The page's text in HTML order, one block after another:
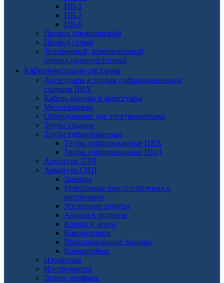
ПВ-1
ПВ-3
ПВ-6
Провод алюминиевый
Провод голый
Телефонный, компьютерный
провод,радиочастотный
Кабеленесущие системы
Аксессуары к трубам гофрированным и
гладким ПВХ
Кабель-каналы и аксессуары
Металлорукав
Оборудование для электромонтажа
Трубы гладкие
Трубы гофрированные
Трубы гофрированные ПВХ
Трубы гофрированные ПНД
Арматура ЛЭП
Арматура СИП
Зажимы
Монтажные приспособления и
инструмент
Усиленные хомуты
Анкера и подвесы
Крюки и лента
Наконечники
Прокалывающие зажимы
Кронштейны
Изоляторы
Инструменты
Лотки, профиль